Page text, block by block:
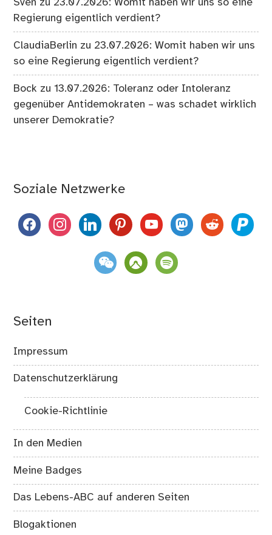
Sven zu 23.07.2026: Womit haben wir uns so eine
Regierung eigentlich verdient?
ClaudiaBerlin zu 23.07.2026: Womit haben wir uns
so eine Regierung eigentlich verdient?
Bock zu13.07.2026: Toleranz oder Intoleranz
gegenüber Antidemokraten – was schadet wirklich
unserer Demokratie?
Soziale Netzwerke
facebookinstagramlinkedinpinterestyoutubemastodon
reddit paypal
weixin komootspotify
Seiten
Impressum
Datenschutzerklärung
Cookie-Richtlinie
In den Medien
Meine Badges
Das Lebens-ABC auf anderen Seiten
Blogaktionen